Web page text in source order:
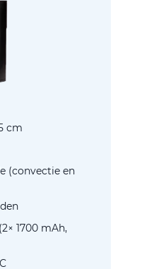
cm
(convectie en
1700 mAh,